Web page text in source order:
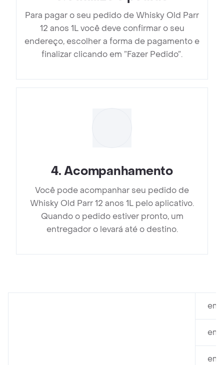
Para pagar o seu pedido de Whisky Old Parr
12 anos 1L você deve confirmar o seu
endereço, escolher a forma de pagamento e
finalizar clicando em ”Fazer Pedido”.
4.Acompanhamento
Você pode acompanhar seu pedido de
Whisky Old Parr 12 anos 1L pelo aplicativo.
Quando o pedido estiver pronto, um
entregador o levará até o destino.
em
em
em